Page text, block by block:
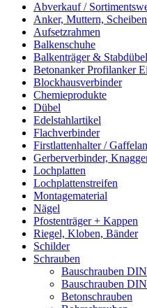
Abverkauf /
Anker, Muttern, Scheiben
Aufsetzrahmen
Balkenschuhe
Balkenträger & Stabdübel
Betonanker Profilanker
Blockhausverbinder
Chemieprodukte
Dübel
Edelstahlartikel
Flachverbinder
Firstlattenhalter /
Gerberverbinder,
Lochplatten
Lochplattenstreifen
Montagematerial
Nägel
Pfostenträger + Kappen
Riegel, Kloben, Bänder
Schilder
Schrauben
Bauschrauben
Bauschrauben
Betonschrauben